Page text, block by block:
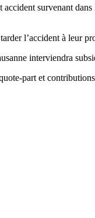
survenant
l’accident à leur
interviendra
part et